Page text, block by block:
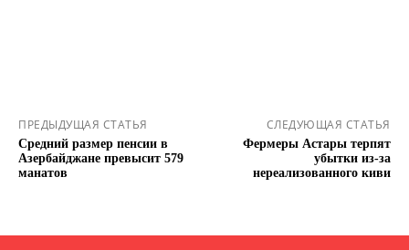
ПРЕДЫДУЩАЯ СТАТЬЯ
Средний размер пенсии в
Азербайджане превысит 579
манатов
СЛЕДУЮЩАЯ СТАТЬЯ
Фермеры Астары терпят
убытки из-за
нереализованного киви